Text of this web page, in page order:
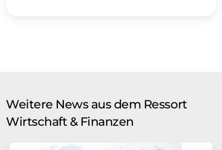
Weitere News aus dem Ressort
Wirtschaft & Finanzen